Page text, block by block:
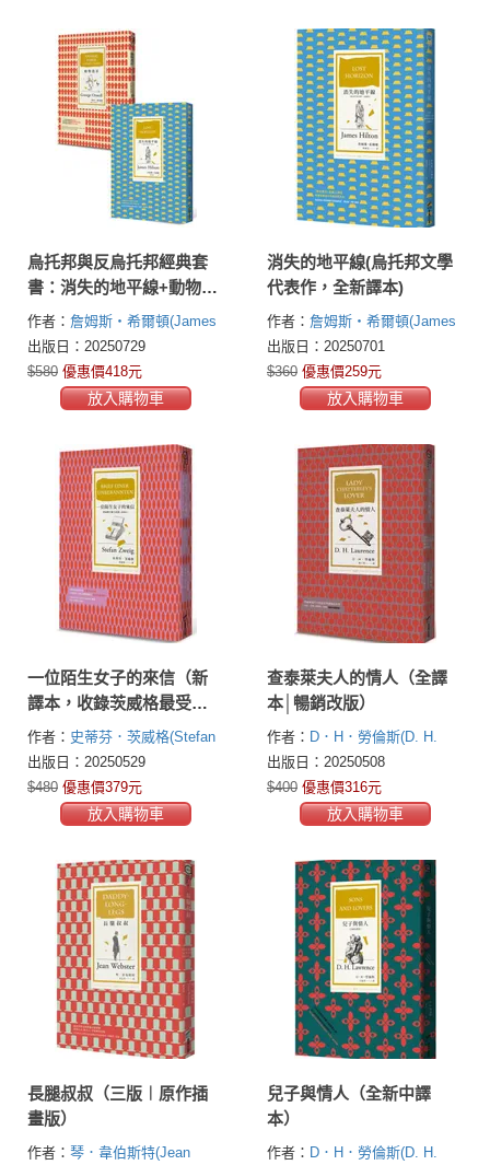
烏托邦與反烏托邦經典套
書：消失的地平線+動物農
莊
作者： 詹姆斯‧希爾頓(James
Hilton) 喬治．歐威爾(George
Orwell)
出版日：20250729
$580 優惠價418元
放入購物車
消失的地平線(烏托邦文學
代表作，全新譯本)
作者： 詹姆斯‧希爾頓(James
Hilton)
出版日：20250701
$360 優惠價259元
放入購物車
一位陌生女子的來信（新
譯本，收錄茨威格最受重
視的11篇中篇小說）
作者： 史蒂芬．茨威格(Stefan
Zweig)
出版日：20250529
$480 優惠價379元
放入購物車
查泰萊夫人的情人（全譯
本│暢銷改版）
作者： D．H．勞倫斯(D. H.
Lawrence)
出版日：20250508
$400 優惠價316元
放入購物車
長腿叔叔（三版︱原作插
畫版）
作者： 琴．韋伯斯特(Jean
兒子與情人（全新中譯
本）
作者： D．H．勞倫斯(D. H.